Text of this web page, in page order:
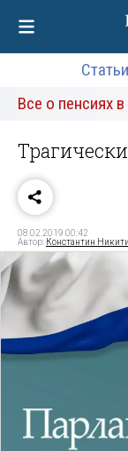
Статьи
Все о пенсиях
08.02.2019 00:42
Автор: Константин